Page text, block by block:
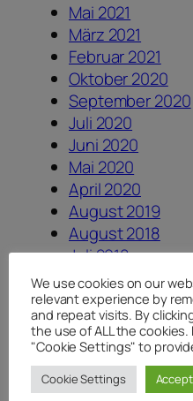
Mai 2021
März 2021
Februar 2021
Oktober 2020
September 2020
Juli 2020
Juni 2020
Mai 2020
April 2020
August 2019
August 2018
Juli 2018
Juni 2018
April 2018
Januar 2018
August 2017
Juli 2017
Juni 2017
We use cookies on our
relevant experience by
and repeat visits. By
the use of ALL the
"Cookie Settings" to
Cookie Settings